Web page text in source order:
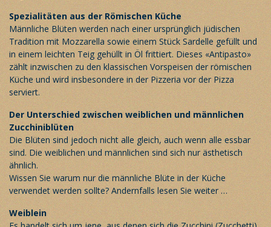
Spezialitäten aus der Römischen Küche
Männliche Blüten werden nach einer ursprünglich jüdischen
Tradition mit Mozzarella sowie einem Stück Sardelle gefüllt und
in einem leichten Teig gehüllt in Öl frittiert. Dieses «Antipasto»
zählt inzwischen zu den klassischen Vorspeisen der römischen
Küche und wird insbesondere in der Pizzeria vor der Pizza
serviert.
Der Unterschied zwischen weiblichen und männlichen
Zucchiniblüten
Die Blüten sind jedoch nicht alle gleich, auch wenn alle essbar
sind. Die weiblichen und männlichen sind sich nur ästhetisch
ähnlich.
Wissen Sie warum nur die männliche Blüte in der Küche
verwendet werden sollte? Andernfalls lesen Sie weiter …
Weiblein